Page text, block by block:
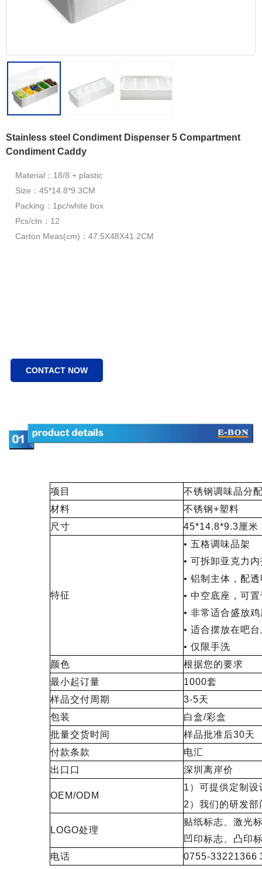
Stainless steel Condiment Dispenser 5 Compartment
Condiment Caddy
Material：18/8 + plastic
Size：45*14.8*9.3CM
Packing：1pc/white box
Pcs/ctn：12
Carton Meas(cm)：47.5X48X41.2CM
CONTACT NOW
项目
不锈钢调味品分
材料
不锈钢+塑料
尺寸
45*14.8*9.3厘米
特征
• 五格调味品架
• 可拆卸亚克力
• 铝制主体，配
• 中空底座，可
• 非常适合盛放
• 适合摆放在吧台
• 仅限手洗
颜色
根据您的要求
最小起订量
1000套
样品交付周期
3-5天
包装
白盒/彩盒
批量交货时间
样品批准后30天
付款条款
电汇
出口口
深圳离岸价
OEM/ODM
1）可提供定制
2）我们的研发部
LOGO处理
贴纸标志、激光
凹印标志、凸印
电话
0755-33221366